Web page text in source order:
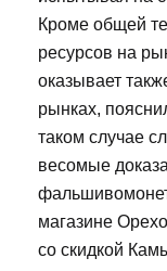
Кроме общей
ресурсов на
оказывает
рынках,
таком случае
весомые
магазине
со скидкой